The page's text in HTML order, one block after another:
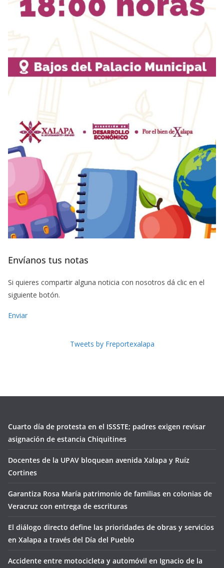
Envíanos tus notas
Si quieres compartir alguna noticia con nosotros dá clic en el
siguiente botón.
Enviar
Tweets by Freportexalapa
Cuarto día de protesta en el ISSSTE; padres exigen revisar
asignación de estancia Chiquitines
Docentes de la UPAV bloquean avenida Xalapa y Ruíz
Cortines
Garantiza Rosa María patrimonio de familias en colonias de
Veracruz con entrega de escrituras
El diálogo directo define las prioridades de obras y servicios
en Xalapa a través del Día del Pueblo
Accidente entre motocicleta y automóvil en Ignacio de la